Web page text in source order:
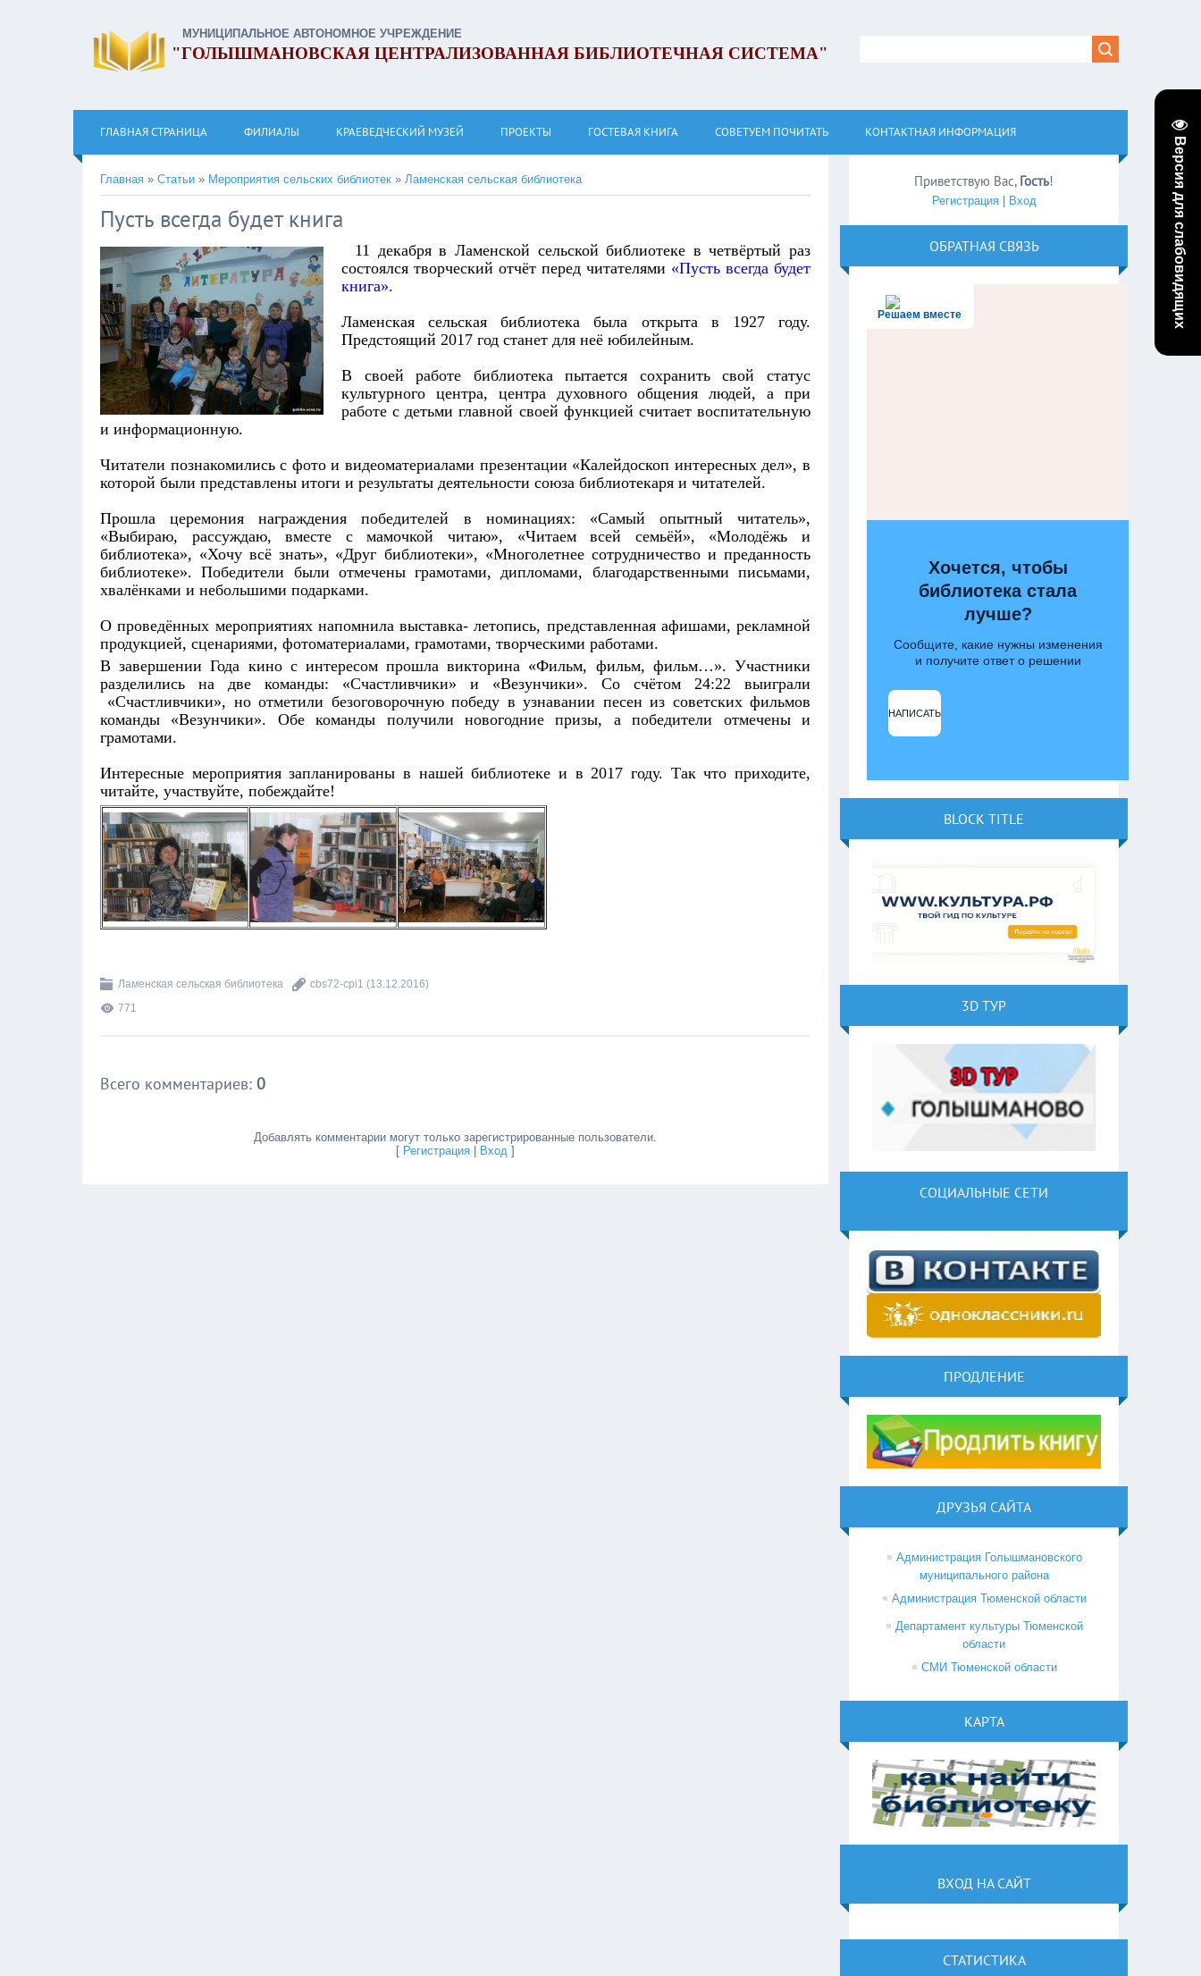
Версия для слабовидящих
МУНИЦИПАЛЬНОЕ АВТОНОМНОЕ УЧРЕЖДЕНИЕ
"ГОЛЫШМАНОВСКАЯ ЦЕНТРАЛИЗОВАННАЯ БИБЛИОТЕЧНАЯ СИСТЕМА"
ГЛАВНАЯ СТРАНИЦА ФИЛИАЛЫ КРАЕВЕДЧЕСКИЙ МУЗЕЙ ПРОЕКТЫ ГОСТЕВАЯ КНИГА СОВЕТУЕМ ПОЧИТАТЬ КОНТАКТНАЯ ИНФОРМАЦИЯ
Главная » Статьи » Мероприятия сельских библиотек » Ламенская сельская библиотека
Пусть всегда будет книга
11 декабря в Ламенской сельской библиотеке в четвёртый раз
состоялся творческий отчёт перед читателями «Пусть всегда будет
книга».
Ламенская сельская библиотека была открыта в 1927 году.
Предстоящий 2017 год станет для неё юбилейным.
В своей работе библиотека пытается сохранить свой статус
культурного центра, центра духовного общения людей, а при
работе с детьми главной своей функцией считает воспитательную
и информационную.
Читатели познакомились с фото и видеоматериалами презентации «Калейдоскоп интересных дел», в
которой были представлены итоги и результаты деятельности союза библиотекаря и читателей.
Прошла церемония награждения победителей в номинациях: «Самый опытный читатель»,
«Выбираю, рассуждаю, вместе с мамочкой читаю», «Читаем всей семьёй», «Молодёжь и
библиотека», «Хочу всё знать», «Друг библиотеки», «Многолетнее сотрудничество и преданность
библиотеке». Победители были отмечены грамотами, дипломами, благодарственными письмами,
хвалёнками и небольшими подарками.
О проведённых мероприятиях напомнила выставка- летопись, представленная афишами, рекламной
продукцией, сценариями, фотоматериалами, грамотами, творческими работами.
В завершении Года кино с интересом прошла викторина «Фильм, фильм, фильм…». Участники
разделились на две команды: «Счастливчики» и «Везунчики». Со счётом 24:22 выиграли
«Счастливчики», но отметили безоговорочную победу в узнавании песен из советских фильмов
команды «Везунчики». Обе команды получили новогодние призы, а победители отмечены и
грамотами.
Интересные мероприятия запланированы в нашей библиотеке и в 2017 году. Так что приходите,
читайте, участвуйте, побеждайте!
Ламенская сельская библиотека cbs72-cpi1 (13.12.2016)
771
Всего комментариев: 0
Добавлять комментарии могут только зарегистрированные пользователи.
[ Регистрация Вход ]
Приветствую Вас, Гость!
Регистрация| Вход
ОБРАТНАЯ СВЯЗЬ
Решаем вместе
Хочется, чтобы
библиотека стала
лучше?
Сообщите, какие нужны изменения
и получите ответ о решении
НАПИСАТЬ
BLOCK TITLE
3D ТУР
СОЦИАЛЬНЫЕ СЕТИ
ПРОДЛЕНИЕ
ДРУЗЬЯ САЙТА
Администрация Голышмановского
муниципального района
Администрация Тюменской области
Департамент культуры Тюменской
области
СМИ Тюменской области
КАРТА
ВХОД НА САЙТ
СТАТИСТИКА